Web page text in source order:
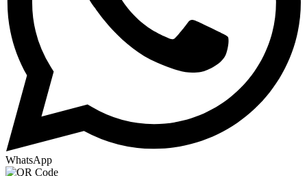
WhatsApp